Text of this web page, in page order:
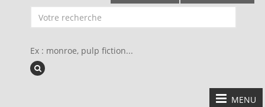
Ex : monroe, pulp fiction...
MENU